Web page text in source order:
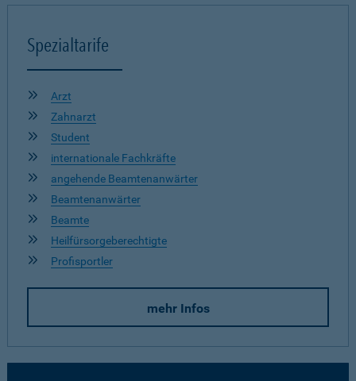
Spezialtarife
Arzt
Zahnarzt
Student
internationale Fachkräfte
angehende Beamtenanwärter
Beamtenanwärter
Beamte
Heilfürsorgeberechtigte
Profisportler
mehr Infos